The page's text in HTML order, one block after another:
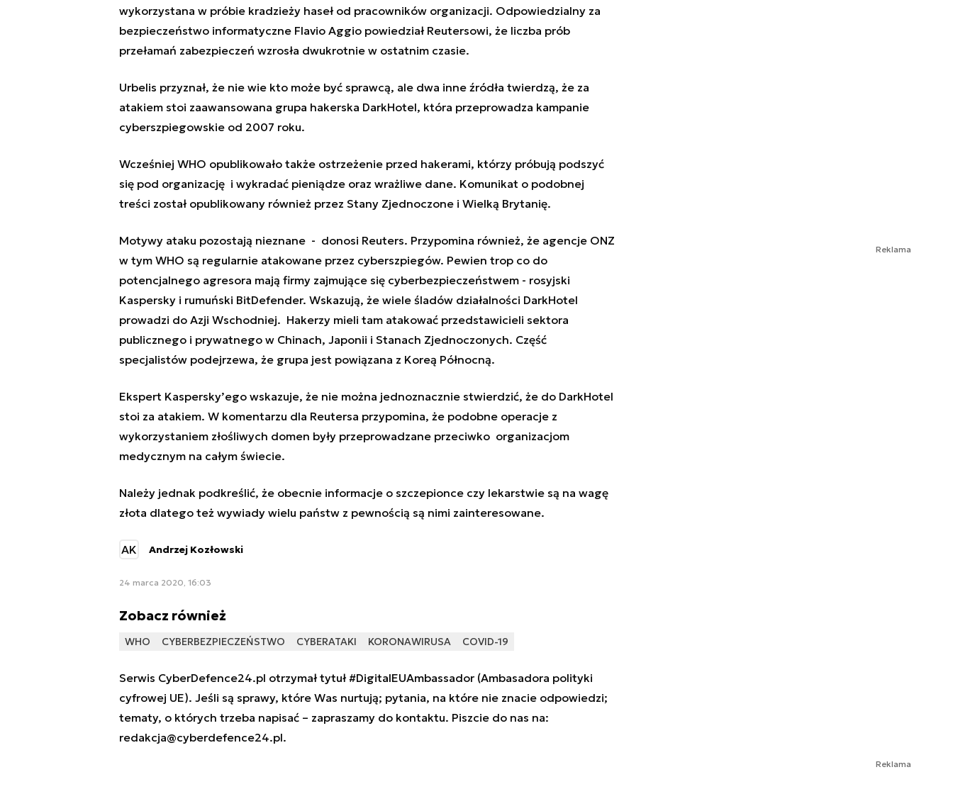
wykorzystana w próbie kradzieży haseł od pracowników organizacji. Odpowiedzialny za
bezpieczeństwo informatyczne Flavio Aggio powiedział Reutersowi, że liczba prób
przełamań zabezpieczeń wzrosła dwukrotnie w ostatnim czasie.
Urbelis przyznał, że nie wie kto może być sprawcą, ale dwa inne źródła twierdzą, że za
atakiem stoi zaawansowana grupa hakerska DarkHotel, która przeprowadza kampanie
cyberszpiegowskie od 2007 roku.
Wcześniej WHO opublikowało także ostrzeżenie przed hakerami, którzy próbują podszyć
się pod organizację i wykradać pieniądze oraz wrażliwe dane. Komunikat o podobnej
treści został opublikowany również przez Stany Zjednoczone i Wielką Brytanię.
Motywy ataku pozostają nieznane - donosi Reuters. Przypomina również, że agencje ONZ
w tym WHO są regularnie atakowane przez cyberszpiegów. Pewien trop co do
potencjalnego agresora mają firmy zajmujące się cyberbezpieczeństwem - rosyjski
Kaspersky i rumuński BitDefender. Wskazują, że wiele śladów działalności DarkHotel
prowadzi do Azji Wschodniej. Hakerzy mieli tam atakować przedstawicieli sektora
publicznego i prywatnego w Chinach, Japonii i Stanach Zjednoczonych. Część
specjalistów podejrzewa, że grupa jest powiązana z Koreą Północną.
Ekspert Kaspersky’ego wskazuje, że nie można jednoznacznie stwierdzić, że do DarkHotel
stoi za atakiem. W komentarzu dla Reutersa przypomina, że podobne operacje z
wykorzystaniem złośliwych domen były przeprowadzane przeciwko organizacjom
medycznym na całym świecie.
Należy jednak podkreślić, że obecnie informacje o szczepionce czy lekarstwie są na wagę
złota dlatego też wywiady wielu państw z pewnością są nimi zainteresowane.
AK Andrzej Kozłowski
24 marca 2020, 16:03
Zobacz również
WHO CYBERBEZPIECZEŃSTWO CYBERATAKI KORONAWIRUSA COVID-19
Serwis CyberDefence24.pl otrzymał tytuł #DigitalEUAmbassador (Ambasadora polityki
cyfrowej UE). Jeśli są sprawy, które Was nurtują; pytania, na które nie znacie odpowiedzi;
tematy, o których trzeba napisać – zapraszamy do kontaktu. Piszcie do nas na:
redakcja@cyberdefence24.pl.
Reklama
Reklama